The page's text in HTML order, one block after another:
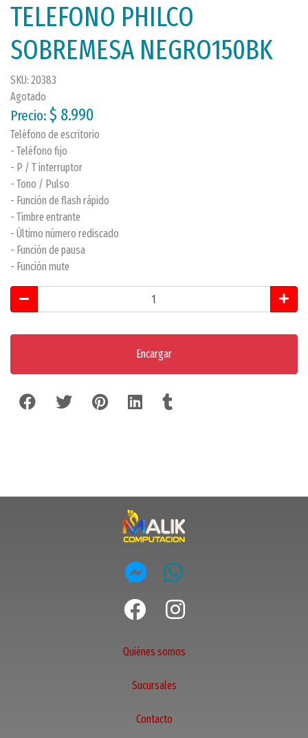
TELEFONO PHILCO
SOBREMESA NEGRO150BK
SKU: 20383
Agotado
Precio: $ 8.990
Teléfono de escritorio
- Teléfono fijo
- P / T interruptor
- Tono / Pulso
- Función de flash rápido
- Timbre entrante
- Último número rediscado
- Función de pausa
- Función mute
Encargar
Quiénes somos
Sucursales
Contacto